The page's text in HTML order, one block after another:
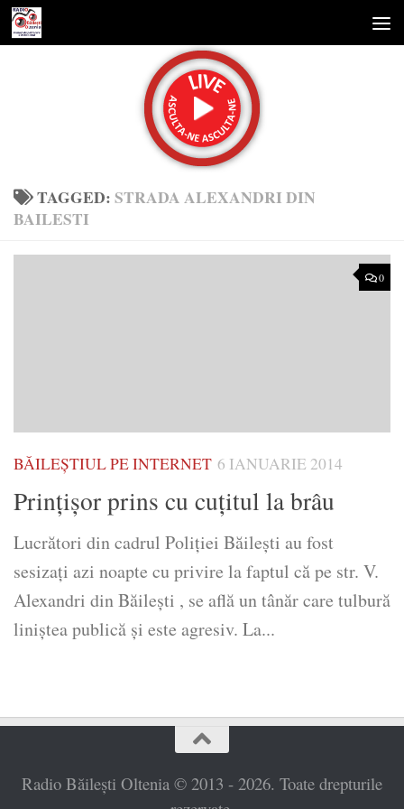
Skip to content
TAGGED:STRADA ALEXANDRI DIN
BAILESTI
0
BĂILEȘTIUL PE INTERNET 6 IANUARIE 2014
Prinţişor prins cu cuţitul la brâu
Lucrători din cadrul Poliţiei Băileşti au fost
sesizaţi azi noapte cu privire la faptul că pe str. V.
Alexandri din Băilești , se află un tânăr care tulbură
liniştea publică şi este agresiv. La...
Radio Băilești Oltenia © 2013 - 2026. Toate drepturile